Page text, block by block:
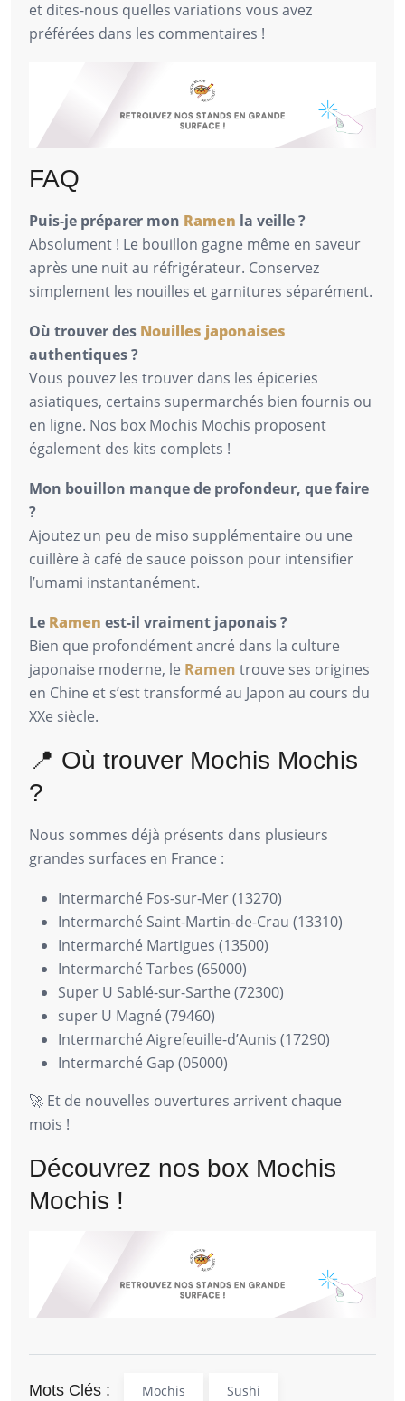
et dites-nous quelles variations vous avez
préférées dans les commentaires !
FAQ
Puis-je préparer mon Ramen la veille ?
Absolument ! Le bouillon gagne même en saveur
après une nuit au réfrigérateur. Conservez
simplement les nouilles et garnitures séparément.
Où trouver des Nouilles japonaises
authentiques ?
Vous pouvez les trouver dans les épiceries
asiatiques, certains supermarchés bien fournis ou
en ligne. Nos box Mochis Mochis proposent
également des kits complets !
Mon bouillon manque de profondeur, que faire
?
Ajoutez un peu de miso supplémentaire ou une
cuillère à café de sauce poisson pour intensifier
l’umami instantanément.
Le Ramen est-il vraiment japonais ?
Bien que profondément ancré dans la culture
japonaise moderne, le Ramen trouve ses origines
en Chine et s’est transformé au Japon au cours du
XXe siècle.
📍 Où trouver Mochis Mochis
?
Nous sommes déjà présents dans plusieurs
grandes surfaces en France :
Intermarché Fos-sur-Mer (13270)
Intermarché Saint-Martin-de-Crau (13310)
Intermarché Martigues (13500)
Intermarché Tarbes (65000)
Super U Sablé-sur-Sarthe (72300)
super U Magné (79460)
Intermarché Aigrefeuille-d’Aunis (17290)
Intermarché Gap (05000)
🚀 Et de nouvelles ouvertures arrivent chaque
mois !
Découvrez nos box Mochis
Mochis !
Mots Clés : Mochis Sushi